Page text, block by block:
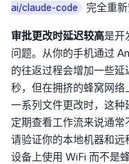
ai/claude-code
完全重
审批更改时延迟较高是开
问题。从你的手机通过
的往返过程会增加一些
秒，但在拥挤的蜂窝网
一系列文件更改时，这
定期查看工作流来说通常
请验证你的本地机器和
设备上使用 WiFi 而不是